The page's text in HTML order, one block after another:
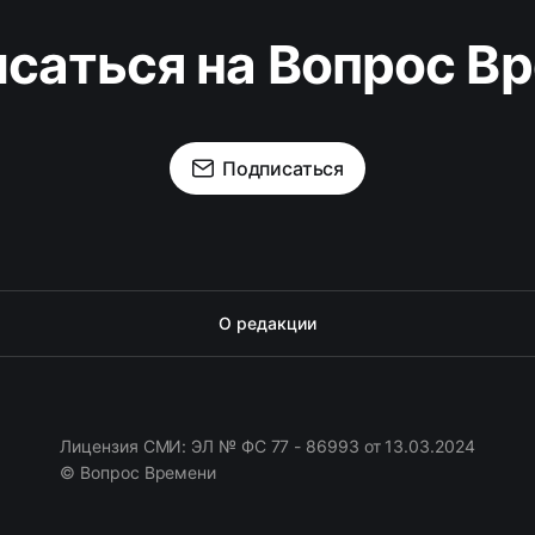
на Вопрос
Подписаться
О редакции
Лицензия СМИ: ЭЛ № ФС 77 - 86993 от 13.03.2024
© Вопрос Времени